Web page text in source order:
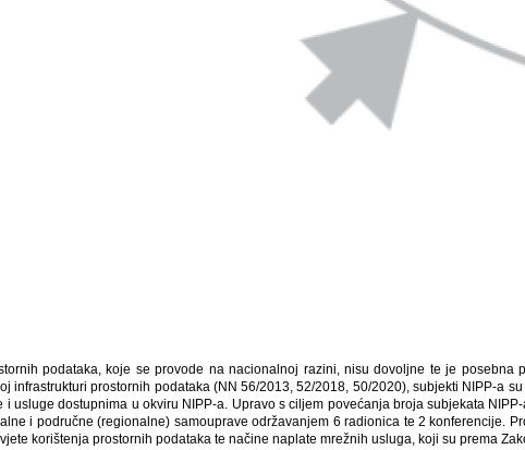
podataka, koje se provode na nacionalnoj razini, nisu dovoljne te je
infrastrukturi prostornih podataka (NN 56/2013, 52/2018, 50/2020), subjekti NIPP-a
usluge dostupnima u okviru NIPP-a. Upravo s ciljem povećanja broja subjekata
i područne (regionalne) samouprave održavanjem 6 radionica te 2 konferencije.
korištenja prostornih podataka te načine naplate mrežnih usluga, koji su prema